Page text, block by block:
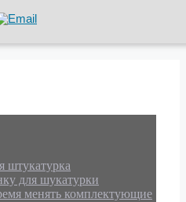
штукатурка
для шукатурки
менять комплектующие